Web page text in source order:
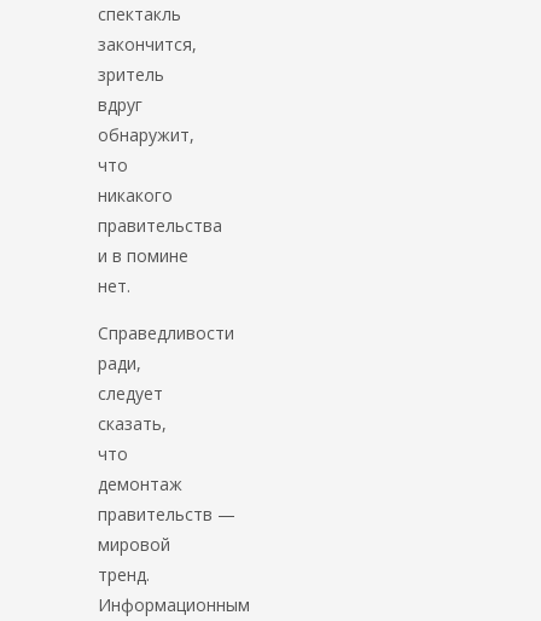
спектакль
закончится,
зритель
вдруг
обнаружит,
что
никакого
правительства
и в помине
нет.
Справедливости
ради,
следует
сказать,
что
демонтаж
правительств —
мировой
тренд.
Информационным